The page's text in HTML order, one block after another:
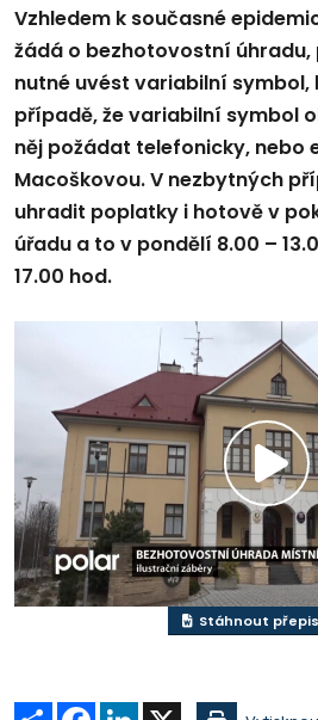
Vzhledem k současné
žádá o bezhotovostní úhradu,
nutné uvést variabilní symbol,
případě, že variabilní symbol
něj požádat telefonicky, nebo
Macoškovou. V nezbytných
uhradit poplatky i hotově v
úřadu a to v pondělí 8.00 –
17.00 hod.
Stáhnout přepis
Sdílet Facebook
LinkedIn